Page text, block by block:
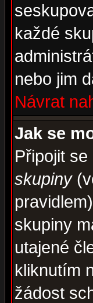
každé
nebo jim
Návrat
Jak se
Připojit
skupiny
skupiny
utajené
kliknutím
žádost